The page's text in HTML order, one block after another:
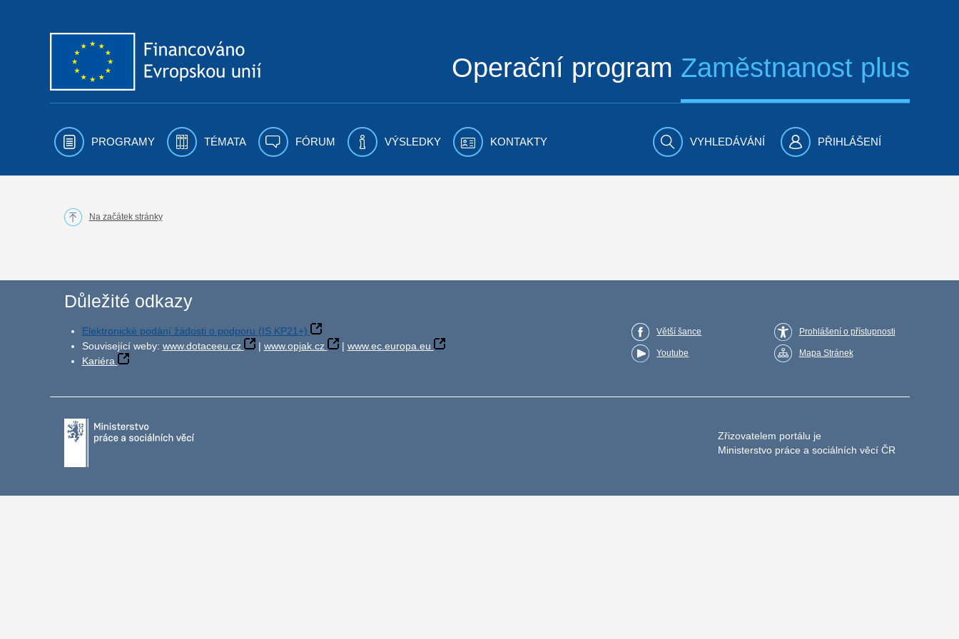
Operační program Zaměstnanost plus
PROGRAMY TÉMATA FÓRUM VÝSLEDKY KONTAKTY VYHLEDÁVÁNÍ PŘIHLÁŠENÍ
Na začátek stránky
Důležité odkazy
Elektronické podání žádosti o podporu (IS KP21+)
Související weby: www.dotaceeu.cz | www.opjak.cz | www.ec.europa.eu
Kariéra
Větší šance
Youtube
Prohlášení o přístupnosti
Mapa Stránek
Zřizovatelem portálu je
Ministerstvo práce a sociálních věcí ČR